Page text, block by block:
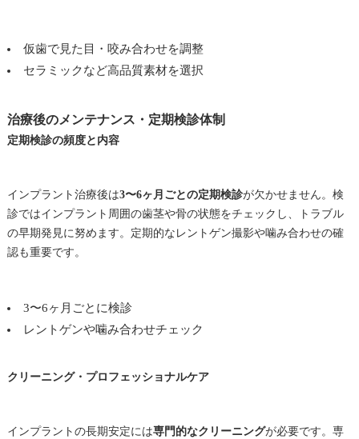
仮歯で見た目・咬み合わせを調整
セラミックなど高品質素材を選択
治療後のメンテナンス・定期検診体制
定期検診の頻度と内容
インプラント治療後は3〜6ヶ月ごとの定期検診が欠かせません。検
診ではインプラント周囲の歯茎や骨の状態をチェックし、トラブル
の早期発見に努めます。定期的なレントゲン撮影や噛み合わせの確
認も重要です。
3〜6ヶ月ごとに検診
レントゲンや噛み合わせチェック
クリーニング・プロフェッショナルケア
インプラントの長期安定には専門的なクリーニングが必要です。専